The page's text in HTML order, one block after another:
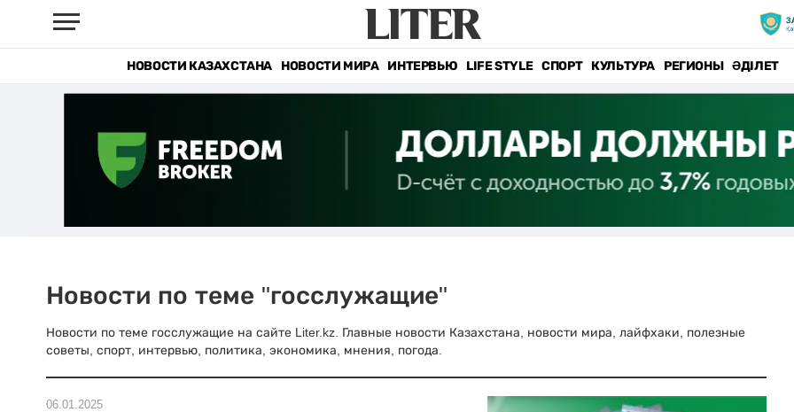
НОВОСТИ КАЗАХСТАНА НОВОСТИ МИРА ИНТЕРВЬЮ LIFE STYLE СПОРТ КУЛЬТУРА РЕГИОНЫ ӘДІЛЕТ
Новости по теме "госслужащие"
Новости по теме госслужащие на сайте Liter.kz. Главные новости Казахстана, новости мира, лайфхаки, полезные
советы, спорт, интервью, политика, экономика, мнения, погода.
06.01.2025